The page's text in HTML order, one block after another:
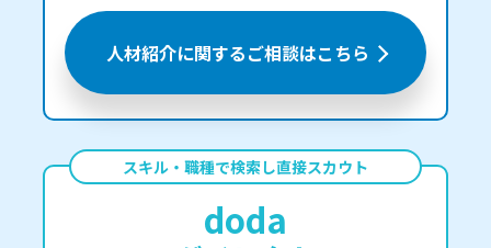
人材紹介に関するご相談はこちら
スキル・職種で検索し直接スカウト
doda